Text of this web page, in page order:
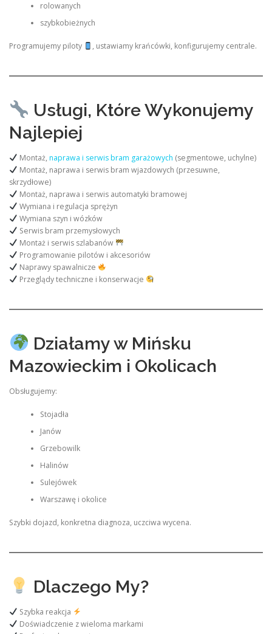
rolowanych
szybkobieżnych
Programujemy piloty , ustawiamy krańcówki, konfigurujemy centrale.
Usługi, Które Wykonujemy
Najlepiej
Montaż, naprawa i serwis bram garażowych (segmentowe, uchylne)
Montaż, naprawa i serwis bram wjazdowych (przesuwne,
skrzydłowe)
Montaż, naprawa i serwis automatyki bramowej
Wymiana i regulacja sprężyn
Wymiana szyn i wózków
Serwis bram przemysłowych
Montaż i serwis szlabanów
Programowanie pilotów i akcesoriów
Naprawy spawalnicze
Przeglądy techniczne i konserwacje
Działamy w Mińsku
Mazowieckim i Okolicach
Obsługujemy:
Stojadła
Janów
Grzebowilk
Halinów
Sulejówek
Warszawę i okolice
Szybki dojazd, konkretna diagnoza, uczciwa wycena.
Dlaczego My?
Szybka reakcja
Doświadczenie z wieloma markami